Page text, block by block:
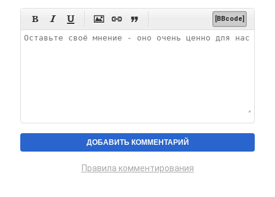
      [BBcode]
Правила комментирования